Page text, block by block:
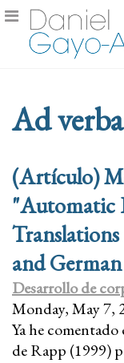
Ad
(Artículo)
"Automatic
and
Desarrollo de
Monday, May 7,
Ya he comentado
de Rapp (1999)